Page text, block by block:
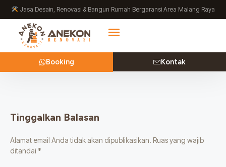
Lewati
Jasa Desain, Renovasi & Bangun Rumah Bergaransi Area Malang Raya
Booking Kontak
Tinggalkan Balasan
Alamat email Anda tidak akan dipublikasikan. Ruas yang wajib
ditandai *